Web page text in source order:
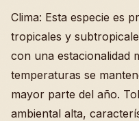
Clima: Esta especie es
tropicales y
con una estacionalidad
temperaturas se
mayor parte del año.
ambiental alta,